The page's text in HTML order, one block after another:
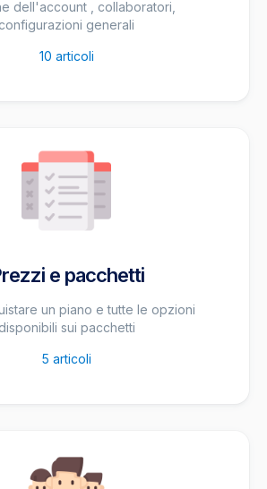
dell'account , collaboratori,
configurazioni generali
10 articoli
e pacchetti
un piano e tutte le opzioni
disponibili sui pacchetti
5 articoli